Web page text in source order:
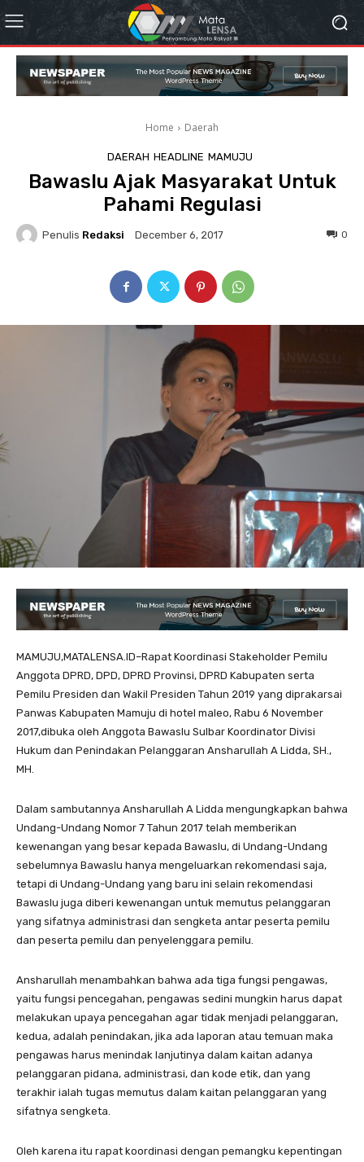
Home Daerah
DAERAH HEADLINE MAMUJU
Bawaslu Ajak Masyarakat Untuk
Pahami Regulasi
Penulis Redaksi December 6, 2017 0
MAMUJU,MATALENSA.ID–Rapat Koordinasi Stakeholder Pemilu
Anggota DPRD, DPD, DPRD Provinsi, DPRD Kabupaten serta
Pemilu Presiden dan Wakil Presiden Tahun 2019 yang diprakarsai
Panwas Kabupaten Mamuju di hotel maleo, Rabu 6 November
2017,dibuka oleh Anggota Bawaslu Sulbar Koordinator Divisi
Hukum dan Penindakan Pelanggaran Ansharullah A Lidda, SH.,
MH.
Dalam sambutannya Ansharullah A Lidda mengungkapkan bahwa
Undang-Undang Nomor 7 Tahun 2017 telah memberikan
kewenangan yang besar kepada Bawaslu, di Undang-Undang
sebelumnya Bawaslu hanya mengeluarkan rekomendasi saja,
tetapi di Undang-Undang yang baru ini selain rekomendasi
Bawaslu juga diberi kewenangan untuk memutus pelanggaran
yang sifatnya administrasi dan sengketa antar peserta pemilu
dan peserta pemilu dan penyelenggara pemilu.
Ansharullah menambahkan bahwa ada tiga fungsi pengawas,
yaitu fungsi pencegahan, pengawas sedini mungkin harus dapat
melakukan upaya pencegahan agar tidak menjadi pelanggaran,
kedua, adalah penindakan, jika ada laporan atau temuan maka
pengawas harus menindak lanjutinya dalam kaitan adanya
pelanggaran pidana, administrasi, dan kode etik, dan yang
terakhir ialah tugas memutus dalam kaitan pelanggaran yang
sifatnya sengketa.
Oleh karena itu rapat koordinasi dengan pemangku kepentingan